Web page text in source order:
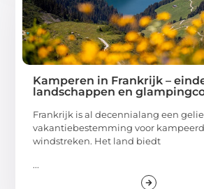
Kamperen in Frankrijk –
landschappen en
Frankrijk is al decennialang een
vakantiebestemming voor
windstreken. Het land biedt
...